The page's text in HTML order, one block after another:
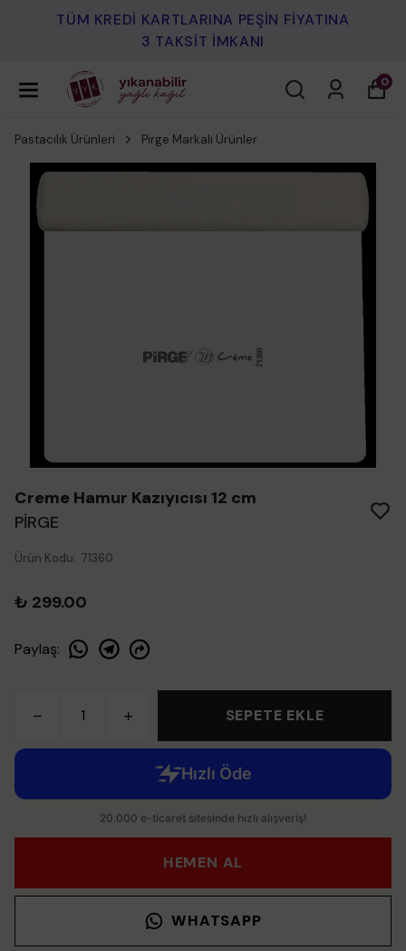
TÜM KREDİ KARTLARINA PEŞİN FİYATINA
3 TAKSİT İMKANI
0
Pastacılık Ürünleri Pirge Markalı Ürünler
Creme Hamur Kazıyıcısı 12 cm
PİRGE
Ürün Kodu: 71360
₺ 299.00
Paylaş:
SEPETE EKLE
HEMEN AL
WHATSAPP